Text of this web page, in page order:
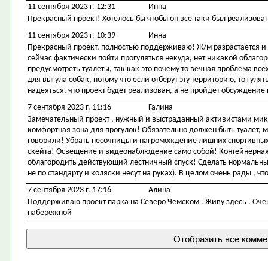
11 сентября 2023 г. 12:31
Инна
Прекрасный проект! Хотелось бы чтобы он все таки был
11 сентября 2023 г. 10:39
Инна
Прекрасный проект, полностью поддерживаю! Ж/м разрастается и
сейчас фактически пойти прогуляться некуда, нет никакой
предусмотреть туалеты, так как это почему то вечная проблема
для выгула собак, потому что если отберут эту территорию, то
надеяться, что проект будет реализован, а не пройдет
7 сентября 2023 г. 11:16
Галина
Замечательный проект , нужный и выстраданный активистами
комфортная зона для прогулок! Обязательно должен быть туалет,
говорили! Убрать песочницы и нагромождение лишних
скейта! Освещение и видеонаблюдение само собой!
облагородить действующий лестничный спуск! Сделать
не по стандарту и коляски несут на руках). В целом очень рады ,
7 сентября 2023 г. 17:16
Алина
Поддерживаю проект парка на Северо Чемском . Живу здесь .
набережной